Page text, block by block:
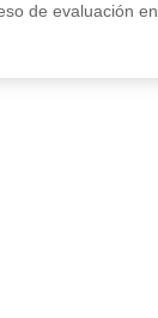
de evaluación